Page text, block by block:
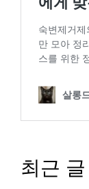
최근 글